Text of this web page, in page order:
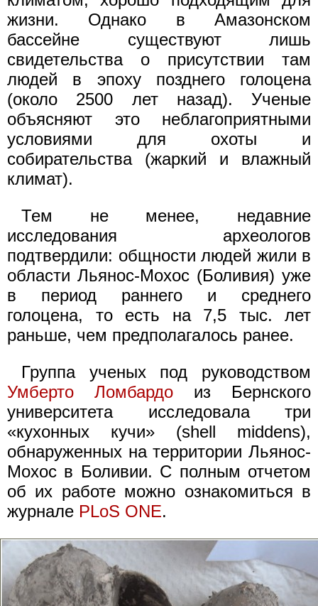
жизни. Однако в Амазонском
бассейне существуют лишь
свидетельства о присутствии там
людей в эпоху позднего голоцена
(около 2500 лет назад). Ученые
объясняют это неблагоприятными
условиями для охоты и
собирательства (жаркий и влажный
климат).
Тем не менее, недавние
исследования археологов
подтвердили: общности людей жили в
области Льянос-Мохос (Боливия) уже
в период раннего и среднего
голоцена, то есть на 7,5 тыс. лет
раньше, чем предполагалось ранее.
Группа ученых под руководством
Умберто Ломбардо из Бернского
университета исследовала три
«кухонных кучи» (shell middens),
обнаруженных на территории Льянос-
Мохос в Боливии. С полным отчетом
об их работе можно ознакомиться в
журнале PLoS ONE.